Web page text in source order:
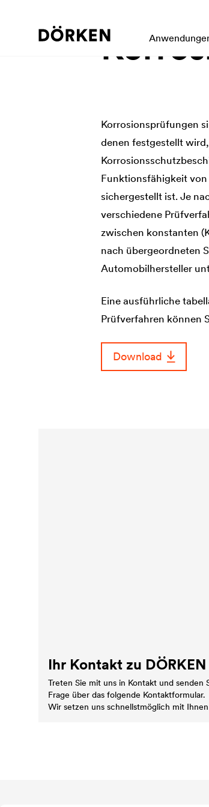
Korrosionsprüfungen
denen festgestellt
Funktionsfähigkeit
sichergestellt ist. Je
verschiedene
zwischen konstanten
nach übergeordneten
Automobilhersteller
Eine ausführliche
Prüfverfahren können
Download
Ihr Kontakt zu
Treten Sie mit uns in Kontakt und
Frage über das folgende Kontaktformular.
Wir setzen uns schnellstmöglich mit